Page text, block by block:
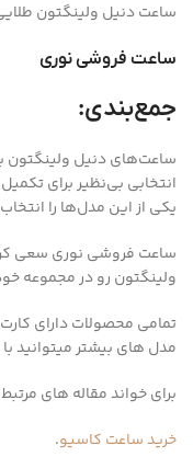
ساعت دنیل ولینگتون
ساعت فروشی نوری
جمع‌بندی:
ساعت‌های دنیل ولینگتون
انتخابی بی‌نظیر برای
یکی از این مدل‌ها را
ساعت فروشی نوری سعی
ولینگتون رو در مجموعه
تمامی محصولات دارای
مدل های بیشتر میتوانید با
برای خواند مقاله های
خرید ساعت کاسیو.